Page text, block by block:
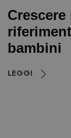
bambini
LEGGI